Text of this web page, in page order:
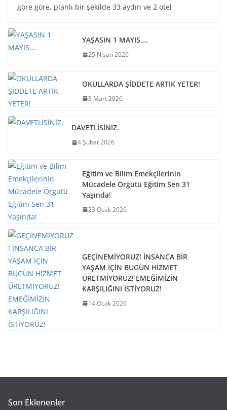
göre göre, planlı bir şekilde 33 aydın ve 2 otel
YAŞASIN 1 MAYIS….
25 Nisan 2026
OKULLARDA ŞİDDETE ARTIK YETER!
3 Mart 2026
DAVETLİSİNİZ.
4 Şubat 2026
Eğitim ve Bilim Emekçilerinin
Mücadele Örgütü Eğitim Sen 31
Yaşında!
23 Ocak 2026
GEÇİNEMİYORUZ! İNSANCA BİR
YAŞAM İÇİN BUGÜN HİZMET
ÜRETMİYORUZ! EMEĞİMİZİN
KARŞILIĞINI İSTİYORUZ!
14 Ocak 2026
Son Eklenenler